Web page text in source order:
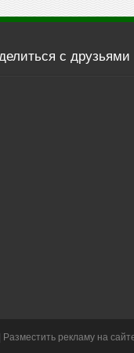
с друзьями
Разместить рекламу на